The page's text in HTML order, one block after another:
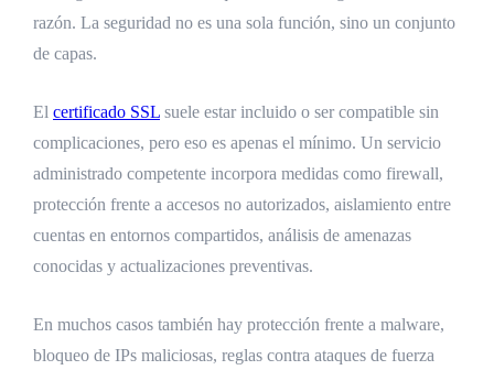
razón. La seguridad no es una sola función, sino un conjunto
de capas.
El certificado SSL suele estar incluido o ser compatible sin
complicaciones, pero eso es apenas el mínimo. Un servicio
administrado competente incorpora medidas como firewall,
protección frente a accesos no autorizados, aislamiento entre
cuentas en entornos compartidos, análisis de amenazas
conocidas y actualizaciones preventivas.
En muchos casos también hay protección frente a malware,
bloqueo de IPs maliciosas, reglas contra ataques de fuerza